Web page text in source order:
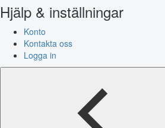
Hjälp & inställningar
Konto
Kontakta oss
Logga in